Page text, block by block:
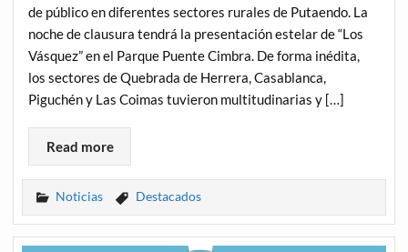
de público en diferentes sectores rurales de Putaendo. La
noche de clausura tendrá la presentación estelar de “Los
Vásquez” en el Parque Puente Cimbra. De forma inédita,
los sectores de Quebrada de Herrera, Casablanca,
Piguchén y Las Coimas tuvieron multitudinarias y […]
Read more
Noticias Destacados